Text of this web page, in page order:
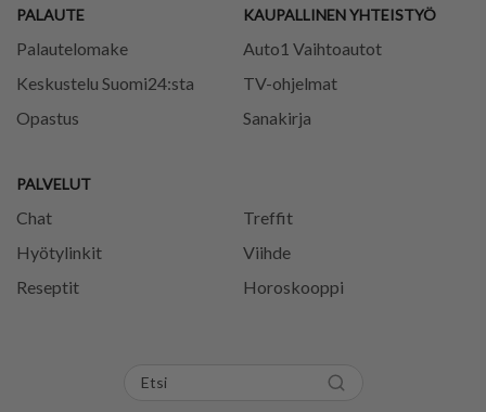
PALAUTE
Palautelomake
Keskustelu Suomi24:sta
Opastus
PALVELUT
Chat
Treffit
Hyötylinkit
Viihde
Reseptit
Horoskooppi
KAUPALLINEN YHTEISTYÖ
Auto1 Vaihtoautot
TV-ohjelmat
Sanakirja